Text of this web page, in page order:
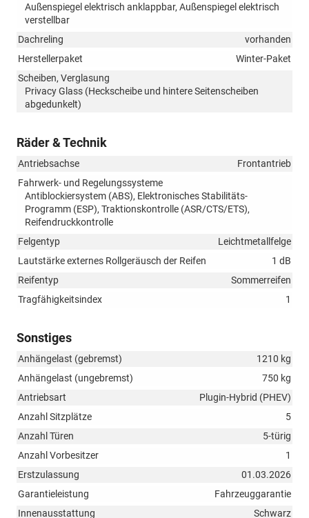
Außenspiegel elektrisch anklappbar, Außenspiegel elektrisch
verstellbar
Dachreling
vorhanden
Herstellerpaket
Winter-Paket
Scheiben, Verglasung
Privacy Glass (Heckscheibe und hintere Seitenscheiben
abgedunkelt)
Räder & Technik
Antriebsachse
Frontantrieb
Fahrwerk- und Regelungssysteme
Antiblockiersystem (ABS), Elektronisches Stabilitäts-
Programm (ESP), Traktionskontrolle (ASR/CTS/ETS),
Reifendruckkontrolle
Felgentyp
Leichtmetallfelge
Lautstärke externes Rollgeräusch der Reifen
1 dB
Reifentyp
Sommerreifen
Tragfähigkeitsindex
1
Sonstiges
Anhängelast (gebremst)
1210 kg
Anhängelast (ungebremst)
750 kg
Antriebsart
Plugin-Hybrid (PHEV)
Anzahl Sitzplätze
5
Anzahl Türen
5-türig
Anzahl Vorbesitzer
1
Erstzulassung
01.03.2026
Garantieleistung
Fahrzeuggarantie
Innenausstattung
Schwarz